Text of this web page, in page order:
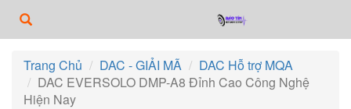
Trang Chủ DAC - GIẢI MÃ
DAC Hỗ trợ MQA
DAC EVERSOLO DMP-A8 Đỉnh Cao Công Nghệ
Hiện Nay